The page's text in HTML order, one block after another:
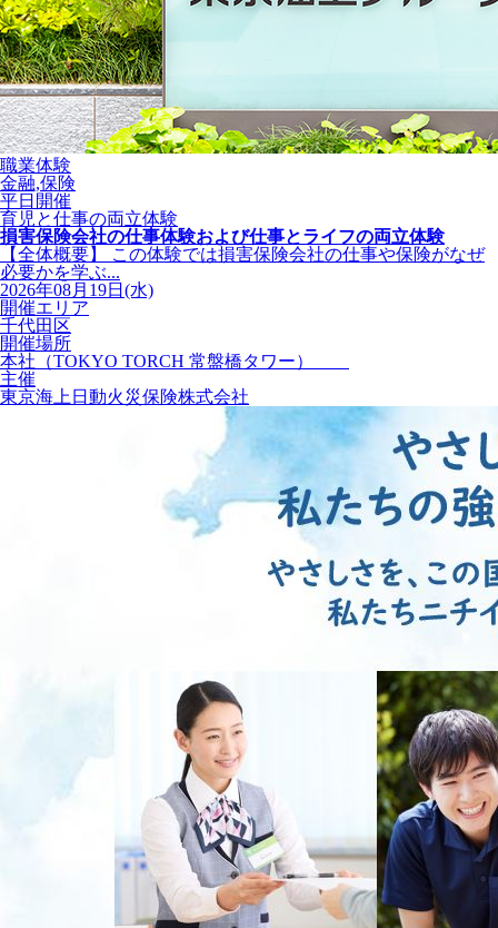
職業体験
金融,保険
平日開催
育児と仕事の両立体験
損害保険会社の仕事体験および仕事とライフの両立体験
【全体概要】 この体験では損害保険会社の仕事や保険がなぜ
必要かを学ぶ...
2026年08月19日(水)
開催エリア
千代田区
開催場所
本社（TOKYO TORCH 常盤橋タワー）
主催
東京海上日動火災保険株式会社